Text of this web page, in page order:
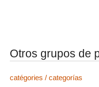
Otros grupos de
catégories / categorías